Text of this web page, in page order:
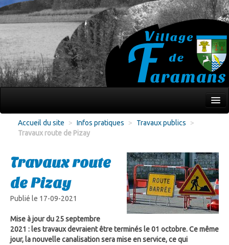
Écoles Jeunesse
Culture Loisirs
Associations
Environnement
Infos pratiques
Accueil du site > Infos pratiques > Travaux publics
>
Travaux route de Pizay
Travaux route
de Pizay
Publié le 17-09-2021
Mise à jour du 25 septembre
2021 : les travaux devraient être terminés le 01 octobre. Ce même
jour, la nouvelle canalisation sera mise en service, ce qui